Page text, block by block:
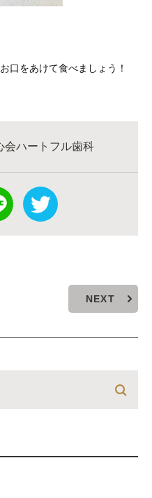
口をあけて食べましょう！
会ハートフル歯科
NEXT